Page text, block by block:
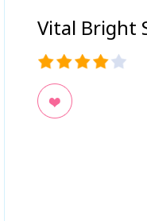
Vital Bright